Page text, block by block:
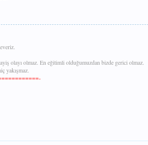
olayı olmaz. En eğitimli olduğumuzdan bizde gerici olmaz.
yakışmaz.